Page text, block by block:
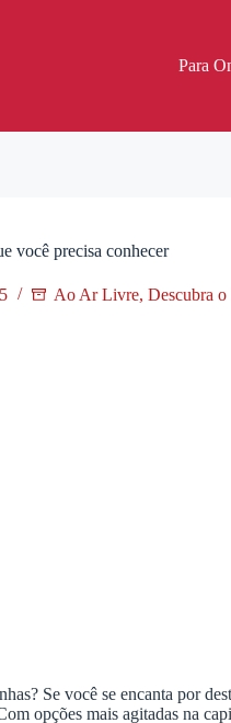
Para
você precisa conhecer
Ao Ar Livre, Descubra o
Se você se encanta por
opções mais agitadas na